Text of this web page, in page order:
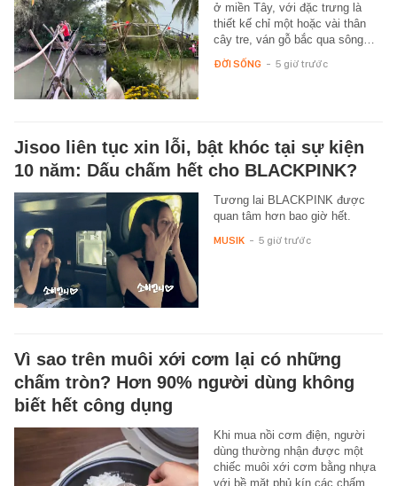
ở miền Tây, với đặc trưng là
thiết kế chỉ một hoặc vài thân
cây tre, ván gỗ bắc qua sông…
ĐỜI SỐNG - 5 giờ trước
Jisoo liên tục xin lỗi, bật khóc tại sự kiện
10 năm: Dấu chấm hết cho BLACKPINK?
Tương lai BLACKPINK được
quan tâm hơn bao giờ hết.
MUSIK - 5 giờ trước
Vì sao trên muôi xới cơm lại có những
chấm tròn? Hơn 90% người dùng không
biết hết công dụng
Khi mua nồi cơm điện, người
dùng thường nhận được một
chiếc muôi xới cơm bằng nhựa
với bề mặt phủ kín các chấm…